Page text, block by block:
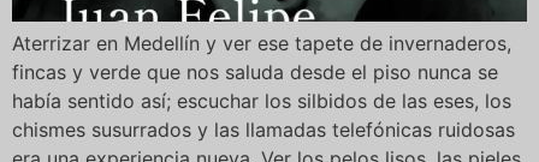
Aterrizar en Medellín y ver ese tapete de invernaderos,
fincas y verde que nos saluda desde el piso nunca se
había sentido así; escuchar los silbidos de las eses, los
chismes susurrados y las llamadas telefónicas ruidosas